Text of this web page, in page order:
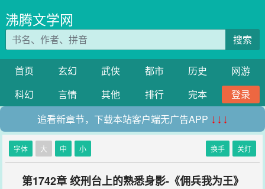
沸腾文学网
搜索
首页 玄幻 武侠 都市 历史
网游
科幻
言情 其他 排行 完本
登录
追看新章节，下载本站客户端无广告APP ↓↓↓
字体 大 中 小 换手 关灯
第1742章 绞刑台上的熟悉身影-《佣兵我为王》